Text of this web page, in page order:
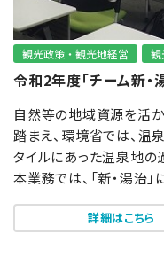
観光政策・観光地経営 観
令和2年度「チーム新
自然等の地域資源を活
踏まえ、環境省では、温
タイルにあった温泉地の
本業務では、「新・湯治
詳細はこちら